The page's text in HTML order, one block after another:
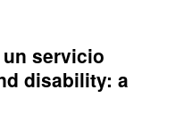
servicio
disability: a